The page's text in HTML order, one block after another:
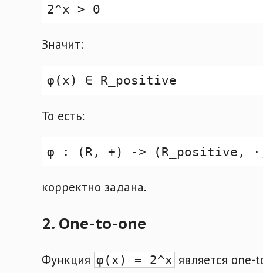
Значит:
То есть:
корректно задана.
2. One-to-one
Функция φ(x) = 2^x является one-